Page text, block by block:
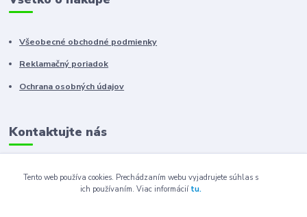
Všeobecné obchodné podmienky
Reklamačný poriadok
Ochrana osobných údajov
Kontaktujte nás
+421 910 222 333
+421 52 788 46 41
Tento web používa cookies. Prechádzaním webu vyjadrujete súhlas s
ich používaním. Viac informácií tu.